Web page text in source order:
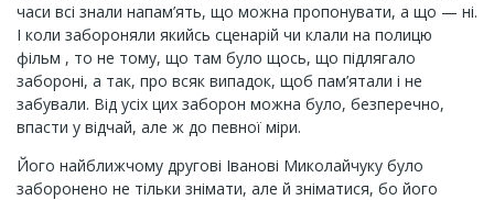
часи всі знали напам’ять, що можна пропонувати, а що — ні.
І коли забороняли якийсь сценарій чи клали на полицю
фільм , то не тому, що там було щось, що підлягало
забороні, а так, про всяк випадок, щоб пам’ятали і не
забували. Від усіх цих заборон можна було, безперечно,
впасти у відчай, але ж до певної міри.
Його найближчому другові Іванові Миколайчуку було
заборонено не тільки знімати, але й зніматися, бо його